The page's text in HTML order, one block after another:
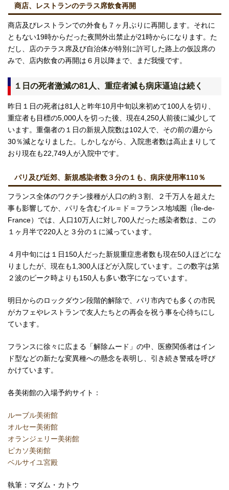
商店、レストランのテラス席飲食再開
商店及びレストランでの外食も７ヶ月ぶりに再開します。それに
ともない19時からだった夜間外出禁止が21時からになります。た
だし、店のテラス席及び自治体が特別に許可した路上の仮設席の
みで、店内飲食の再開は６月以降まで、まだ我慢です。
１日の死者激減の81人、重症者減も病床逼迫は続く
昨日１日の死者は81人と昨年10月中旬以来初めて100人を切り、
重症者も目標の5,000人を切った後、現在4,250人前後に減少して
います。重傷者の１日の新規入院数は102人で、その前の週から
30％減となりました。しかしながら、入院患者数は高止まりして
おり現在も22,749人が入院中です。
パリ及び近郊、新規感染者数３分の１も、病床使用率110％
フランス全体のワクチン接種が人口の約３割、２千万人を超えた
事も影響してか、パリを含むイル＝ド＝フランス地域圏（Île-de-
France）では、人口10万人に対し700人だった感染者数は、この
１ヶ月半で220人と３分の１に減っています。
４月中旬には１日150人だった新規重症患者数も現在50人ほどにな
りましたが、現在も1,300人ほどが入院しています。この数字は第
２波のピーク時よりも150人も多い数字になっています。
明日からのロックダウン段階的解除で、パリ市内でも多くの市民
がカフェやレストランで友人たちとの再会を祝う事を心待ちにし
ています。
フランスに徐々に広まる「解除ムード」の中、医療関係者はイン
ド型などの新たな変異種への懸念を表明し、引き続き警戒を呼び
かけています。
各美術館の入場予約サイト：
ルーブル美術館
オルセー美術館
オランジェリー美術館
ピカソ美術館
ベルサイユ宮殿
執筆：マダム・カトウ